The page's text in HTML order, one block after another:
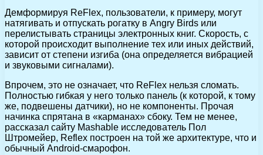
Демформируя ReFlex, пользователи, к примеру, могут
натягивать и отпускать рогатку в Angry Birds или
перелистывать страницы электронных книг. Скорость, с
которой происходит выполнение тех или иных действий,
зависит от степени изгиба (она определяется вибрацией
и звуковыми сигналами).
Впрочем, это не означает, что ReFlex нельзя сломать.
Полностью гибкая у него только панель (к которой, к тому
же, подвешены датчики), но не компоненты. Прочая
начинка спрятана в «карманах» сбоку. Тем не менее,
рассказал сайту Mashable исследователь Пол
Штромейер, Reflex построен на той же архитектуре, что и
обычный Android-смарофон.